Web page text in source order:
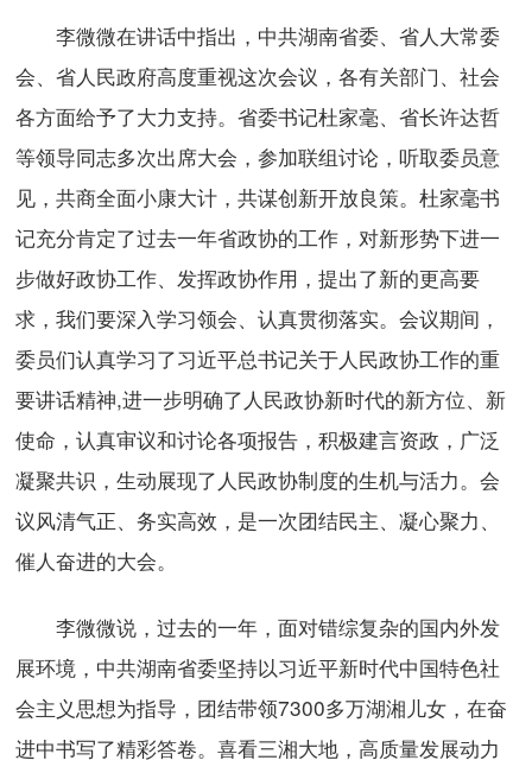
李微微在讲话中指出，中共湖南省委、省人大常委
会、省人民政府高度重视这次会议，各有关部门、社会
各方面给予了大力支持。省委书记杜家毫、省长许达哲
等领导同志多次出席大会，参加联组讨论，听取委员意
见，共商全面小康大计，共谋创新开放良策。杜家毫书
记充分肯定了过去一年省政协的工作，对新形势下进一
步做好政协工作、发挥政协作用，提出了新的更高要
求，我们要深入学习领会、认真贯彻落实。会议期间，
委员们认真学习了习近平总书记关于人民政协工作的重
要讲话精神,进一步明确了人民政协新时代的新方位、新
使命，认真审议和讨论各项报告，积极建言资政，广泛
凝聚共识，生动展现了人民政协制度的生机与活力。会
议风清气正、务实高效，是一次团结民主、凝心聚力、
催人奋进的大会。
李微微说，过去的一年，面对错综复杂的国内外发
展环境，中共湖南省委坚持以习近平新时代中国特色社
会主义思想为指导，团结带领7300多万湖湘儿女，在奋
进中书写了精彩答卷。喜看三湘大地，高质量发展动力